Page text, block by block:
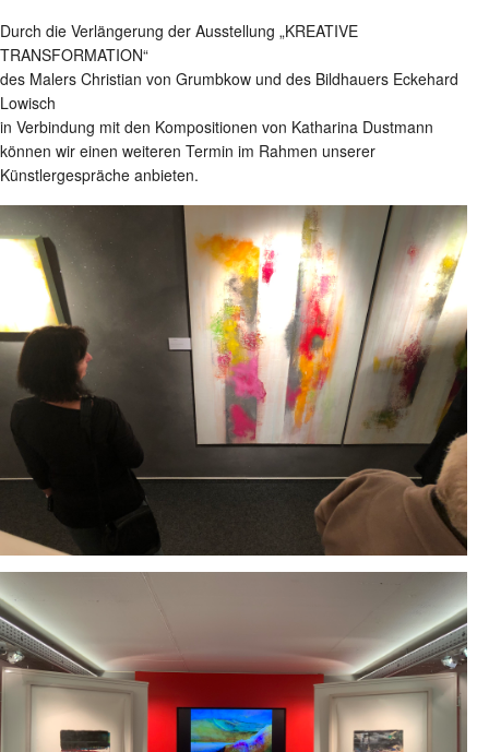
Durch die Verlängerung der Ausstellung „KREATIVE
TRANSFORMATION“
des Malers Christian von Grumbkow und des Bildhauers Eckehard
Lowisch
in Verbindung mit den Kompositionen von Katharina Dustmann
können wir einen weiteren Termin im Rahmen unserer
Künstlergespräche anbieten.